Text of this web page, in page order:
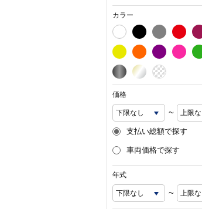
カラー
価格
~
支払い総額で探す
車両価格で探す
年式
~